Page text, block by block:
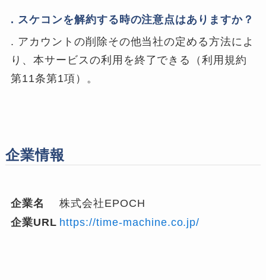
. スケコンを解約する時の注意点はありますか？
. アカウントの削除その他当社の定める方法によ
り、本サービスの利用を終了できる（利用規約
第11条第1項）。
企業情報
企業名
株式会社EPOCH
企業URL https://time-machine.co.jp/